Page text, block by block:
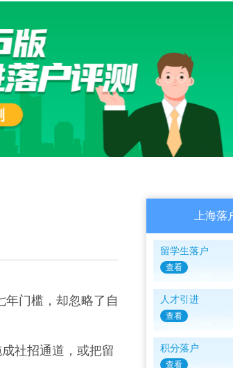
门槛，却忽略了自
社招通道，或把留
上海
留学生落户
查看
人才引进
查看
积分落户
查看